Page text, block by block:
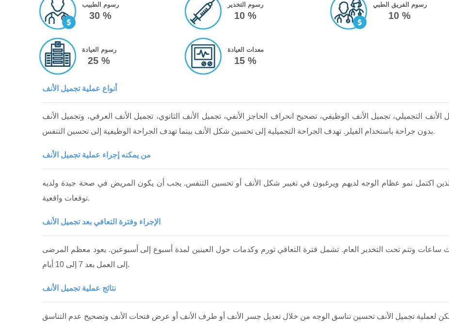
رسوم الطبيب
30 %
رسوم التخدير
10 %
رسوم الفريق الطبي
10 %
رسوم العيادة
25 %
معدات العيادة
15 %
أنواع عملية تجميل الأنف
التجميلي، تجميل الأنف الوظيفي، تصحيح انحراف الحاجز الأنفي، تجميل الأنف الثانوي، تجميل الأنف العرقي، وتجميل الأنف
بدون جراحة باستخدام الفيلر. تهدف الجراحة التجميلية إلى تحسين شكل الأنف بينما تهدف الجراحة الوظيفية إلى تحسين التنفس.
من يمكنه إجراء عملية تجميل الأنف
اكتمل نمو عظام الوجه لديهم ويرغبون في تغيير شكل الأنف أو تحسين التنفس. يجب أن يكون المريض في صحة جيدة ولديه
توقعات واقعية.
الإجراء وفترة التعافي بعد تجميل الأنف
ساعات وتتم تحت التخدير العام. تشمل فترة التعافي تورم وكدمات حول العينين لمدة أسبوع إلى أسبوعين. يعود معظم المرضى
إلى العمل بعد 7 إلى 10 أيام.
نتائج عملية تجميل الأنف